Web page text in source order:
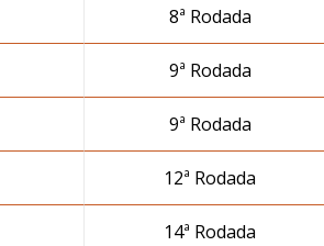
8ª Rodada
9ª Rodada
9ª Rodada
12ª Rodada
14ª Rodada